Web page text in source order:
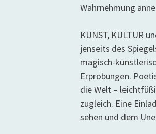
Wahrnehmung
KUNST, KULTUR
jenseits des
magisch-
Erprobungen.
die Welt –
zugleich. Eine
sehen und dem